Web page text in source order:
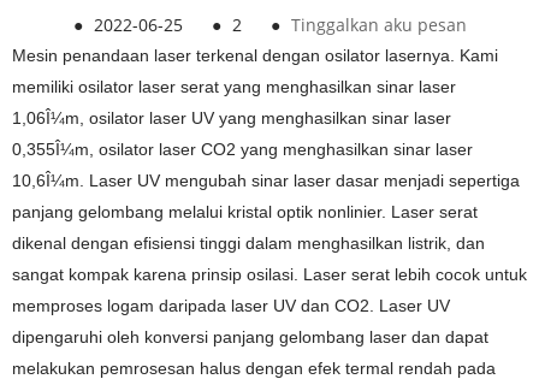
● 2022-06-25 ● 2 ● Tinggalkan aku pesan
Mesin penandaan laser terkenal dengan osilator lasernya. Kami
memiliki osilator laser serat yang menghasilkan sinar laser
1,06Î¼m, osilator laser UV yang menghasilkan sinar laser
0,355Î¼m, osilator laser CO2 yang menghasilkan sinar laser
10,6Î¼m. Laser UV mengubah sinar laser dasar menjadi sepertiga
panjang gelombang melalui kristal optik nonlinier. Laser serat
dikenal dengan efisiensi tinggi dalam menghasilkan listrik, dan
sangat kompak karena prinsip osilasi. Laser serat lebih cocok untuk
memproses logam daripada laser UV dan CO2. Laser UV
dipengaruhi oleh konversi panjang gelombang laser dan dapat
melakukan pemrosesan halus dengan efek termal rendah pada